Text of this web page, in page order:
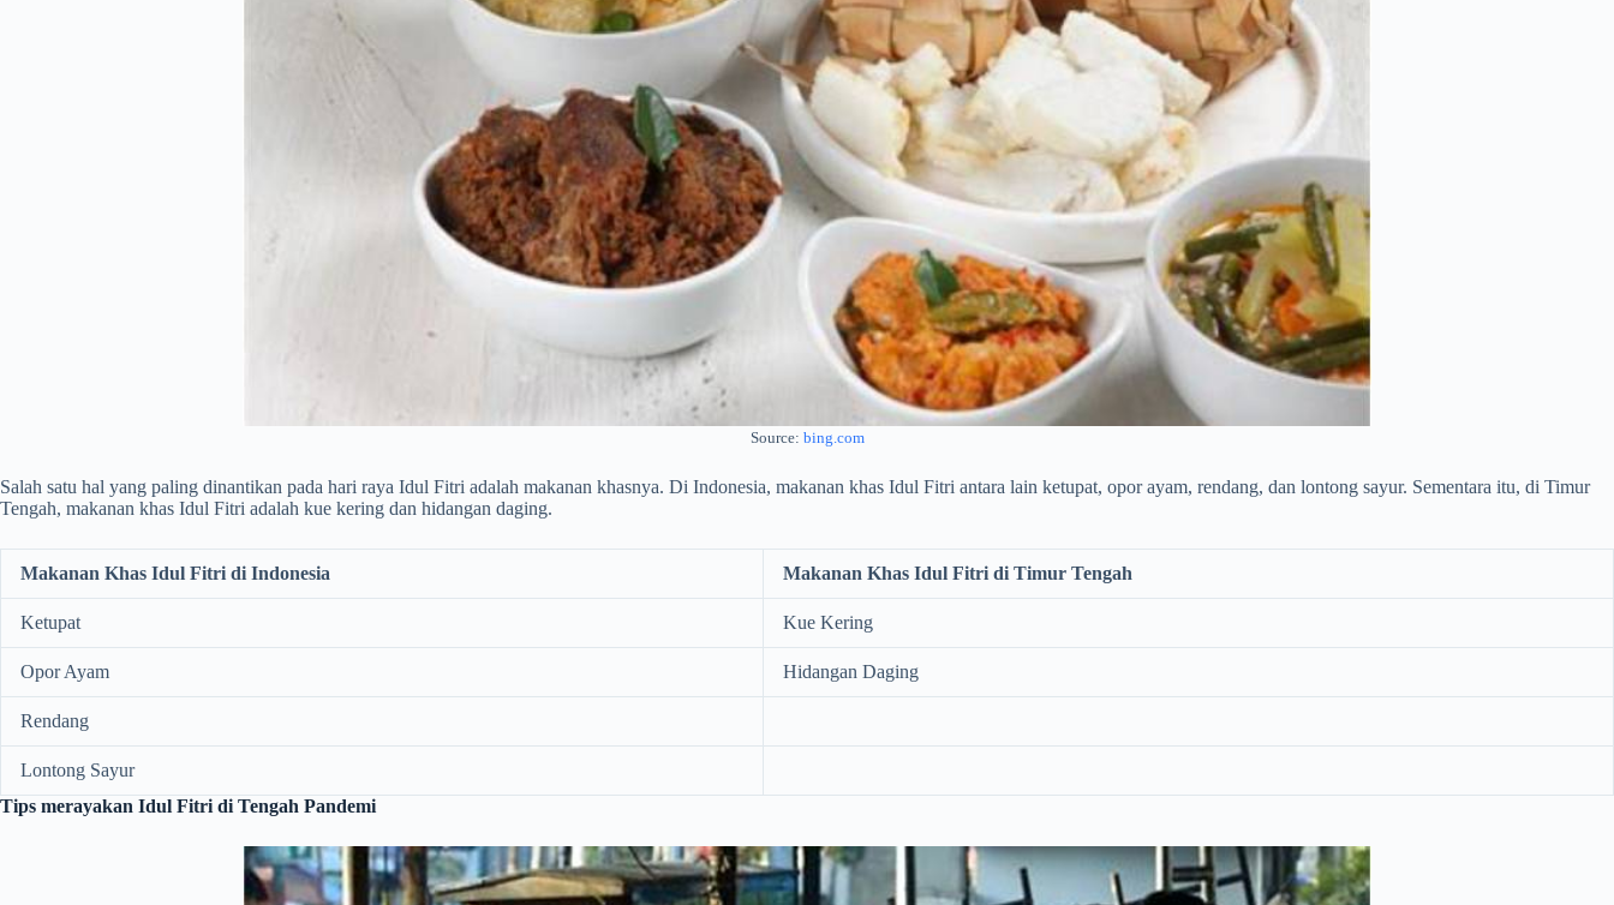
Source: bing.com
Salah satu hal yang paling dinantikan pada hari raya Idul Fitri adalah makanan khasnya. Di Indonesia, makanan khas Idul Fitri antara lain ketupat, opor ayam, rendang, dan lontong sayur. Sementara itu, di Timur
Tengah, makanan khas Idul Fitri adalah kue kering dan hidangan daging.
Makanan Khas Idul Fitri di Indonesia Makanan Khas Idul Fitri di Timur Tengah
Ketupat Kue Kering
Opor Ayam Hidangan Daging
Rendang
Lontong Sayur
Tips merayakan Idul Fitri di Tengah Pandemi